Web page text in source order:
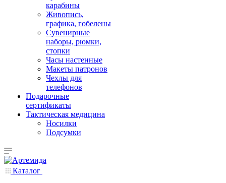
карабины
Живопись,
графика, гобелены
Сувенирные
наборы, рюмки,
стопки
Часы настенные
Макеты патронов
Чехлы для
телефонов
Подарочные
сертификаты
Тактическая медицина
Носилки
Подсумки
Каталог